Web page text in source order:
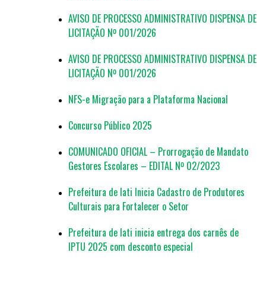
AVISO DE PROCESSO ADMINISTRATIVO DISPENSA DE
LICITAÇÃO Nº 001/2026
AVISO DE PROCESSO ADMINISTRATIVO DISPENSA DE
LICITAÇÃO Nº 001/2026
NFS-e Migração para a Plataforma Nacional
Concurso Público 2025
COMUNICADO OFICIAL – Prorrogação de Mandato
Gestores Escolares – EDITAL Nº 02/2023
Prefeitura de Iati Inicia Cadastro de Produtores
Culturais para Fortalecer o Setor
Prefeitura de Iati inicia entrega dos carnês de
IPTU 2025 com desconto especial